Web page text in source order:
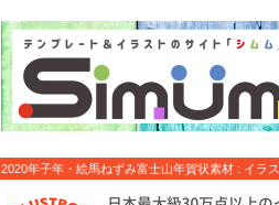
2020年子年・絵馬ねずみ富士山年賀状素材 : イラ